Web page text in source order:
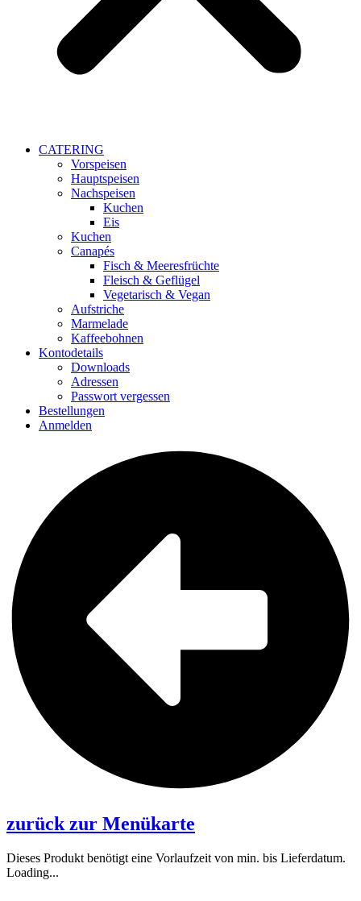
CATERING
Vorspeisen
Hauptspeisen
Nachspeisen
Kuchen
Eis
Kuchen
Canapés
Fisch & Meeresfrüchte
Fleisch & Geflügel
Vegetarisch & Vegan
Aufstriche
Marmelade
Kaffeebohnen
Kontodetails
Downloads
Adressen
Passwort vergessen
Bestellungen
Anmelden
zurück zur Menükarte
Dieses Produkt benötigt eine Vorlaufzeit von min. bis Lieferdatum.
Loading...